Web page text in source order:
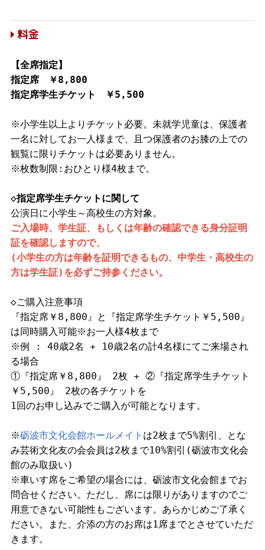
料金
【全席指定】
指定席 ￥8,800
指定席学生チケット ￥5,500
※小学生以上よりチケット必要。未就学児童は、保護者
一名に対してお一人様まで、且つ保護者のお膝の上での
観覧に限りチケットは必要ありません。
※枚数制限:おひとり様4枚まで。
◇指定席学生チケットに関して
公演日に小学生～高校生の方対象。
ご入場時、学生証、もしくは年齢の確認できる身分証明
証を確認しますので、
(小学生の方は年齢を証明できるもの、中学生・高校生の
方は学生証)を必ずご持参ください。
◇ご購入注意事項
『指定席￥8,800』と『指定席学生チケット￥5,500』
は同時購入可能※お一人様4枚まで
※例 : 40歳2名 + 10歳2名の計4名様にてご来場され
る場合
①『指定席￥8,800』 2枚 + ②『指定席学生チケット
￥5,500』 2枚の各チケットを
1回のお申し込みでご購入が可能となります。
※砺波市文化会館ホールメイト は2枚まで5%割引、とな
み芸術文化友の会会員は2枚まで10%割引(砺波市文化会
館のみ取扱い)
※車いす席をご希望の場合には、砺波市文化会館までお
問合せください。ただし、席には限りがありますのでご
用意できない可能性もございます。あらかじめご了承く
ださい。また、介添の方のお席は1席までとさせていただ
きます。